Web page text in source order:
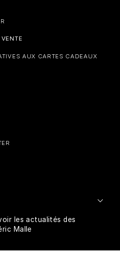
AUX CARTES CADEAUX
les actualités des
Malle